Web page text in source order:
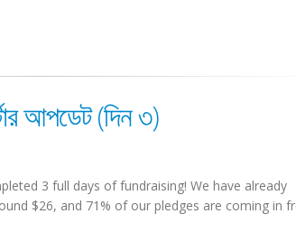
আপডেট (দিন ৩)
3 full days of fundraising! We have already
$26, and 71% of our pledges are coming in